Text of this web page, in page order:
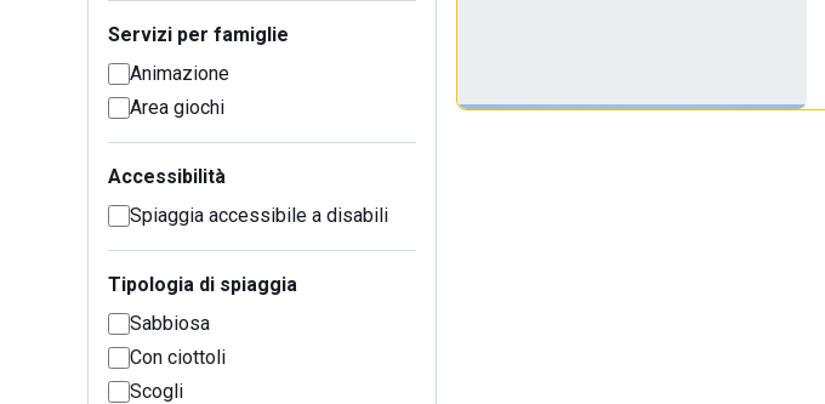
Servizi per famiglie
Animazione
Area giochi
Accessibilità
Spiaggia accessibile a disabili
Tipologia di spiaggia
Sabbiosa
Con ciottoli
Scogli